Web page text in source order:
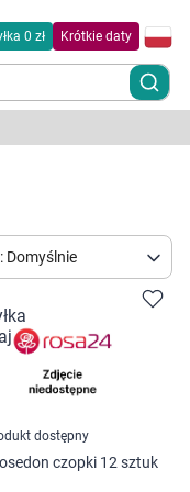
0 zł Krótkie daty
Domyślnie
dostępny
czopki 12 sztuk